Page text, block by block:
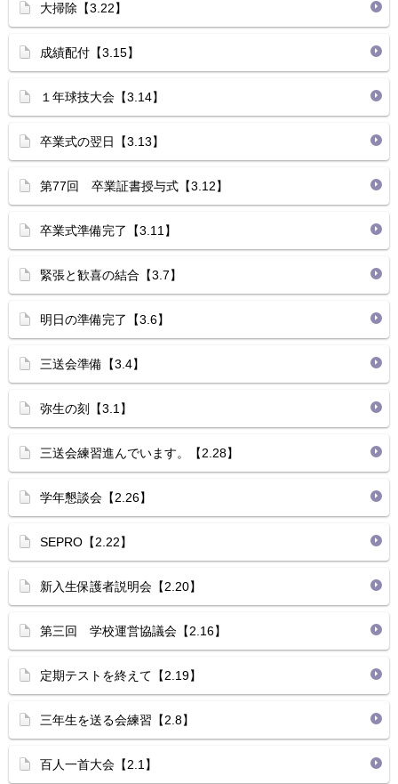
大掃除【3.22】
成績配付【3.15】
１年球技大会【3.14】
卒業式の翌日【3.13】
第77回 卒業証書授与式【3.12】
卒業式準備完了【3.11】
緊張と歓喜の結合【3.7】
明日の準備完了【3.6】
三送会準備【3.4】
弥生の刻【3.1】
三送会練習進んでいます。【2.28】
学年懇談会【2.26】
SEPRO【2.22】
新入生保護者説明会【2.20】
第三回 学校運営協議会【2.16】
定期テストを終えて【2.19】
三年生を送る会練習【2.8】
百人一首大会【2.1】